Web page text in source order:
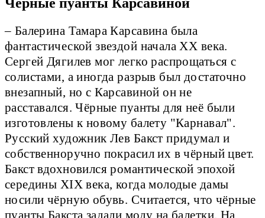
Чёрные пуанты Карсавиной
– Балерина Тамара Карсавина была
фантастической звездой начала XX века.
Сергей Дягилев мог легко распрощаться с
солистами, а иногда разрыв был достаточно
внезапный, но с Карсавиной он не
расставался. Чёрные пуанты для неё были
изготовлены к новому балету "Карнавал".
Русский художник Лев Бакст придумал и
собственноручно покрасил их в чёрный цвет.
Бакст вдохновился романтической эпохой
середины XIX века, когда молодые дамы
носили чёрную обувь. Считается, что чёрные
пуанты Бакста задали моду на балетки. На